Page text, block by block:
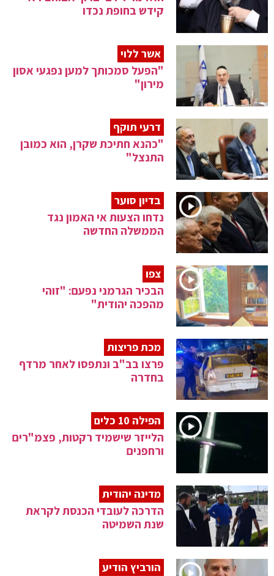
קידש בחופת נכדו
אשר ללוי
"הפעל סמכותך למען נפגעי אסון
מירון"
דרעי תוקף
"כהנא חתיכת שקרן, הוא כמובן
התנצל"
בדיון סוער
נדחו הצעות אי האמון נגד
הממשלה החדשה
צפו
הבכיר הגרמני נפעם: "זוהי
מהפכה יהודית"
מכת פריצות
פרצו בב"ב ונתפסו לאחר מרדף
בחדרה
הפילה 10 כלים
הלייזר שישמיד רקטות, פצמ"רים
ורחפנים
מדינה יהודית
הדרכה לעובדי הכנסת לקראת
שנת השמיטה
הורביץ הודיע